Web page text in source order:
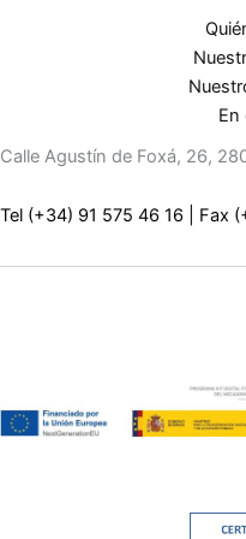
En
Calle Agustín de Foxá, 26,
Tel (+34) 91 575 46 16 Fax